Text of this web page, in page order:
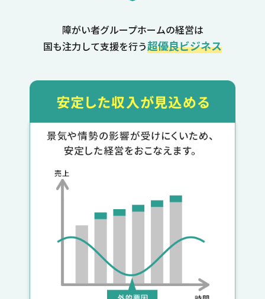
障がい者グループホームの経営は
国も注力して支援を行う超優良ビジネス